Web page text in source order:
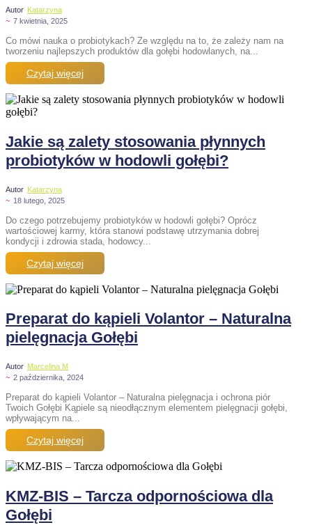
Autor Katarzyna
~ 7 kwietnia, 2025
Co mówi nauka o probiotykach? Ze względu na to, że zależy nam na
tworzeniu najlepszych produktów dla gołębi hodowlanych, na...
Czytaj więcej
Jakie są zalety stosowania płynnych
probiotyków w hodowli gołębi?
Autor Katarzyna
~ 18 lutego, 2025
Do czego potrzebujemy probiotyków w hodowli gołębi? Oprócz
wartościowej karmy, która stanowi podstawę utrzymania dobrej
kondycji i zdrowia stada, hodowcy...
Czytaj więcej
Preparat do kąpieli Volantor – Naturalna
pielęgnacja Gołębi
Autor Marcelina M
~ 2 października, 2024
Preparat do kąpieli Volantor – Naturalna pielęgnacja i ochrona piór
Twoich Gołębi Kąpiele są nieodłącznym elementem pielęgnacji gołębi,
wpływającym na...
Czytaj więcej
KMZ-BIS – Tarcza odpornościowa dla
Gołębi